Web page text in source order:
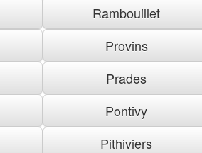
Rambouillet
Provins
Prades
Pontivy
Pithiviers